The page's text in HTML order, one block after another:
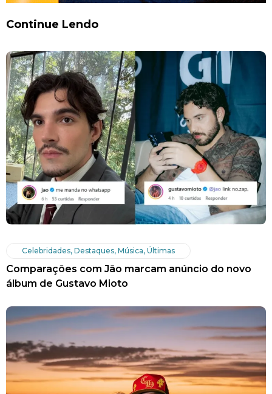
Continue Lendo
Celebridades, Destaques, Música, Últimas
Comparações com Jão marcam anúncio do novo
álbum de Gustavo Mioto